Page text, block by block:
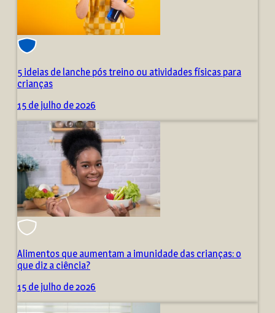
5 ideias de lanche pós treino ou atividades físicas para
crianças
15 de julho de 2026
Alimentos que aumentam a imunidade das crianças: o
que diz a ciência?
15 de julho de 2026